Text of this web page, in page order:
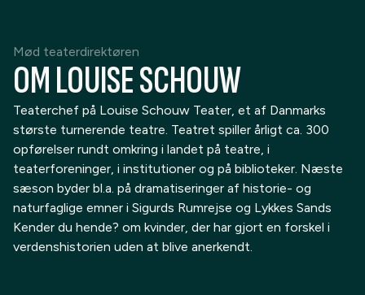
Mød teaterdirektøren
OM LOUISE SCHOUW
Teaterchef på Louise Schouw Teater, et af Danmarks
største turnerende teatre. Teatret spiller årligt ca. 300
opførelser rundt omkring i landet på teatre, i
teaterforeninger, i institutioner og på biblioteker. Næste
sæson byder bl.a. på dramatiseringer af historie- og
naturfaglige emner i Sigurds Rumrejse og Lykkes Sands
Kender du hende? om kvinder, der har gjort en forskel i
verdenshistorien uden at blive anerkendt.